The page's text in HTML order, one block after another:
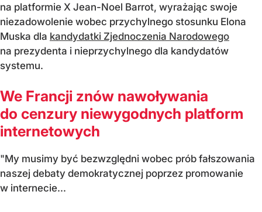
na platformie X Jean-Noel Barrot, wyrażając swoje
niezadowolenie wobec przychylnego stosunku Elona
Muska dla kandydatki Zjednoczenia Narodowego
na prezydenta i nieprzychylnego dla kandydatów
systemu.
We Francji znów nawoływania
do cenzury niewygodnych platform
internetowych
"My musimy być bezwzględni wobec prób fałszowania
naszej debaty demokratycznej poprzez promowanie
w internecie...